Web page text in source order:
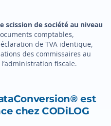
scission de société au niveau
comptables,
de TVA identique,
des commissaires au
fiscale.
est
chez CODiLOG